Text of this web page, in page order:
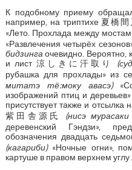
К подобному приему
например, на триптихе 夏橋
«Лето. Прохлада между
«Развлечения четырёх
бидзингаочевидно. Вероятно,
и лист 涼しきに汗取り (
рубашка для прохлады» из
митатэ тё:моку авасэ)
изображений птиц и
присутствует также и
紫田舎源氏 (нисэ
деревенский Гэндзи»,
обозначения двадцать
(кагариби)«Ночные огни»,
картуше в правом верхнем углу